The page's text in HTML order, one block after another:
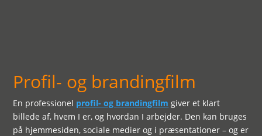
Profil- og brandingfilm
En professionel profil- og brandingfilm giver et klart
billede af, hvem I er, og hvordan I arbejder. Den kan bruges
på hjemmesiden, sociale medier og i præsentationer – og er